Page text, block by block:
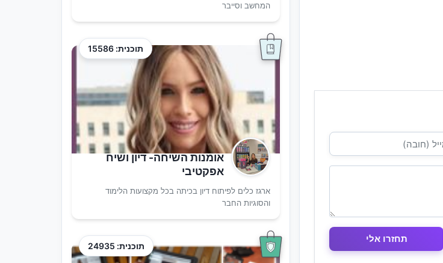
המחשב וסייבר
תוכנית: 15586
אומנות השיחה- דיון ושיח
אפקטיבי
ארגז כלים לפיתוח דיון בכיתה בכל מקצועות הלימוד
והסוגיות החבר
תוכנית: 24935